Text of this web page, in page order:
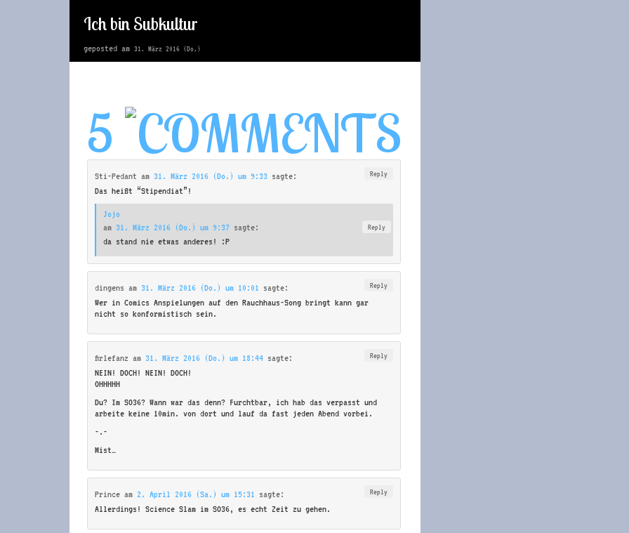
Ich bin Subkultur
geposted am 31. März 2016 (Do.)
5
Sti-Pedant am 31. März 2016 (Do.) um 9:33 sagte: Reply
Das heißt “Stipendiat”!
Jojo
am 31. März 2016 (Do.) um 9:37 sagte: Reply
da stand nie etwas anderes! :P
dingens am 31. März 2016 (Do.) um 10:01 sagte: Reply
Wer in Comics Anspielungen auf den Rauchhaus-Song bringt kann gar
nicht so konformistisch sein.
firlefanz am 31. März 2016 (Do.) um 18:44 sagte: Reply
NEIN! DOCH! NEIN! DOCH!
OHHHHH
Du? Im SO36? Wann war das denn? Furchtbar, ich hab das verpasst und
arbeite keine 10min. von dort und lauf da fast jeden Abend vorbei.
-.-
Mist…
Prince am 2. April 2016 (Sa.) um 15:31 sagte: Reply
Allerdings! Science Slam im SO36, es echt Zeit zu gehen.